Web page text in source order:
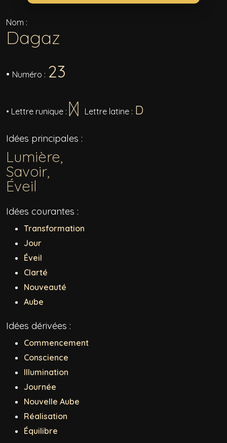
Nom :
Dagaz
• Numéro : 23
• Lettre runique : ᛞ Lettre latine : D
Idées principales :
Lumière,
Savoir,
Éveil
Idées courantes :
Transformation
Jour
Éveil
Clarté
Nouveauté
Aube
Idées dérivées :
Commencement
Conscience
Illumination
Journée
Nouvelle Aube
Réalisation
Équilibre